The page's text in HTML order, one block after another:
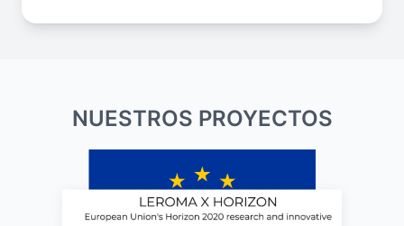
NUESTROS PROYECTOS